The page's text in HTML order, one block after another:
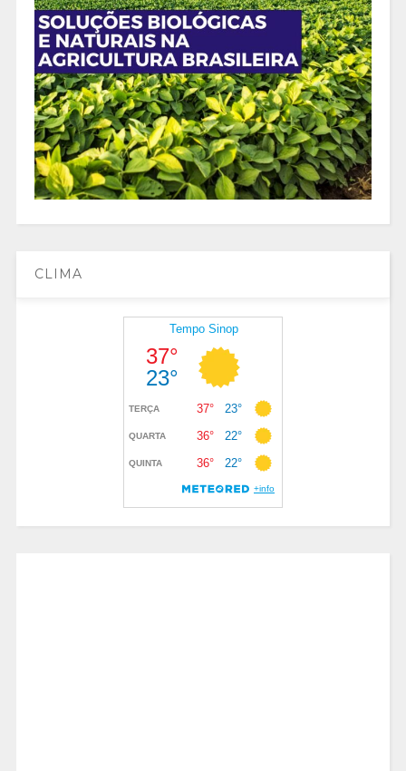
CLIMA